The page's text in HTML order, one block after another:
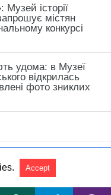
Музей історії
містян
конкурсі
удома: в Музеї
відкрилась
фото зниклих
AMP Version
Accept